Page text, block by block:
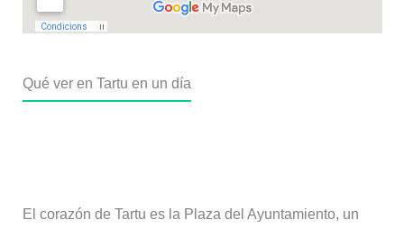
Qué ver en Tartu en un día
El corazón de Tartu es la Plaza del Ayuntamiento, un